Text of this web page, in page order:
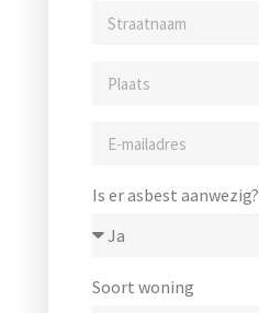
Is er asbest aanwezig?
Soort woning